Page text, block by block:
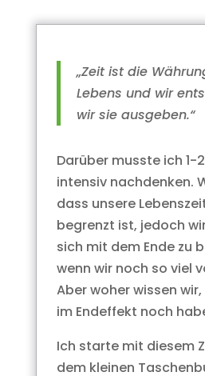
„Zeit ist die
Lebens und wir
wir sie ausgeben.“
Darüber musste ich 1-
intensiv nachdenken.
dass unsere
begrenzt ist, jedoch
sich mit dem Ende zu
wenn wir noch so viel
Aber woher wissen
im Endeffekt noch
Ich starte mit diesem
dem kleinen